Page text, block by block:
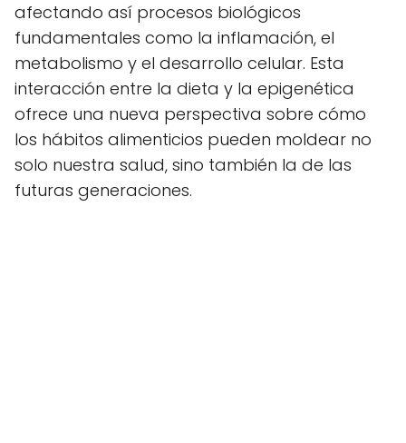
afectando así procesos biológicos
fundamentales como la inflamación, el
metabolismo y el desarrollo celular. Esta
interacción entre la dieta y la epigenética
ofrece una nueva perspectiva sobre cómo
los hábitos alimenticios pueden moldear no
solo nuestra salud, sino también la de las
futuras generaciones.